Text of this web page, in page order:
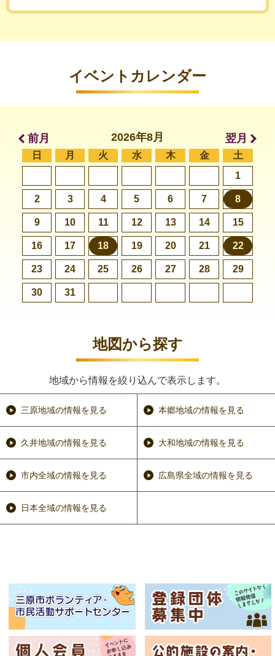
イベントカレンダー
2026年8月
日 月 火 水 木 金
土
1
2 3 4 5 6 7 8
9 10 11 12 13 14 15
16 17 18 19 20 21 22
23 24 25 26 27 28 29
30 31
前月 翌月
地図から探す
地域から情報を絞り込んで表示します。
三原地域の情報を見る 本郷地域の情報を見る
久井地域の情報を見る 大和地域の情報を見る
市内全域の情報を見る 広島県全域の情報を見る
日本全域の情報を見る